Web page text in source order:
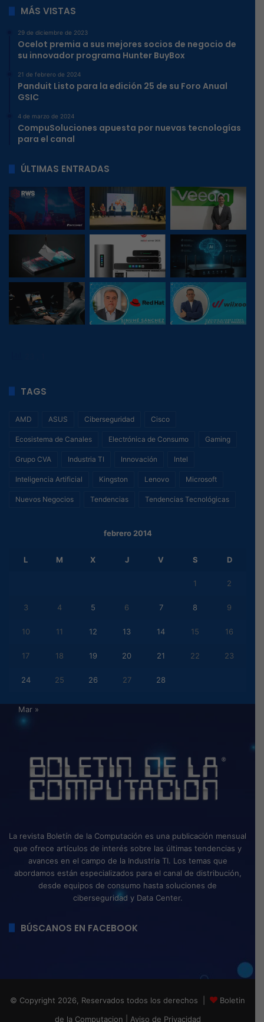
MÁS VISTAS
29 de diciembre de 2023
Ocelot premia a sus mejores socios de negocio de
su innovador programa Hunter BuyBox
21 de febrero de 2024
Panduit Listo para la edición 25 de su Foro Anual
GSIC
4 de marzo de 2024
CompuSoluciones apuesta por nuevas tecnologías
para el canal
ÚLTIMAS ENTRADAS
TAGS
AMD ASUS Ciberseguridad Cisco
Ecosistema de Canales Electrónica de Consumo Gaming
Grupo CVA Industria TI Innovación Intel
Inteligencia Artificial Kingston Lenovo Microsoft
Nuevos Negocios Tendencias Tendencias Tecnológicas
febrero 2014
L M X J V S D
1 2
3 4 5 6 7 8 9
10 11 12 13 14 15 16
17 18 19 20 21 22 23
24 25 26 27 28
Mar »
La revista Boletín de la Computación es una publicación mensual
que ofrece artículos de interés sobre las últimas tendencias y
avances en el campo de la Industria TI. Los temas que
abordamos están especializados para el canal de distribución,
desde equipos de consumo hasta soluciones de
ciberseguridad y Data Center.
BÚSCANOS EN FACEBOOK
© Copyright 2026, Reservados todos los derechos |
Boletin
de la Computacion
Aviso de Privacidad